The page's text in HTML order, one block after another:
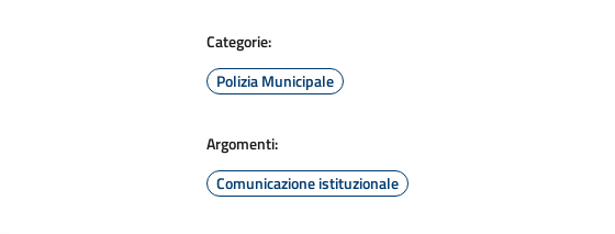
Categorie:
Polizia Municipale
Argomenti:
Comunicazione istituzionale